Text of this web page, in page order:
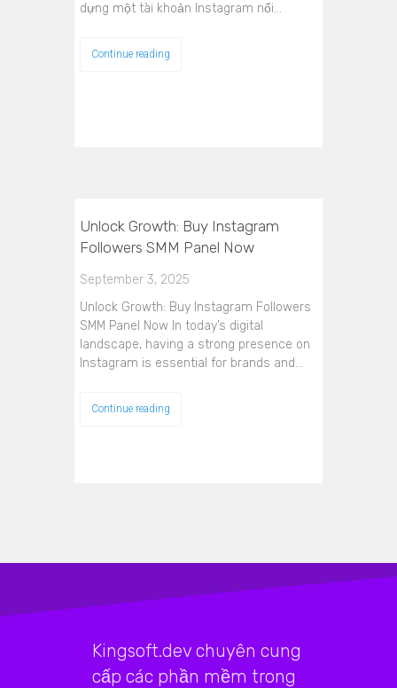
dựng một tài khoản Instagram nổi…
Continue reading
Unlock Growth: Buy Instagram
Followers SMM Panel Now
September 3, 2025
Unlock Growth: Buy Instagram Followers
SMM Panel Now In today’s digital
landscape, having a strong presence on
Instagram is essential for brands and…
Continue reading
Kingsoft.dev chuyên cung
cấp các phần mềm trong